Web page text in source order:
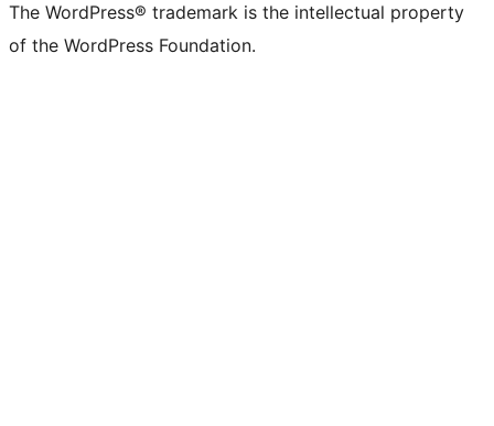
The WordPress® trademark is the intellectual property
of the WordPress Foundation.